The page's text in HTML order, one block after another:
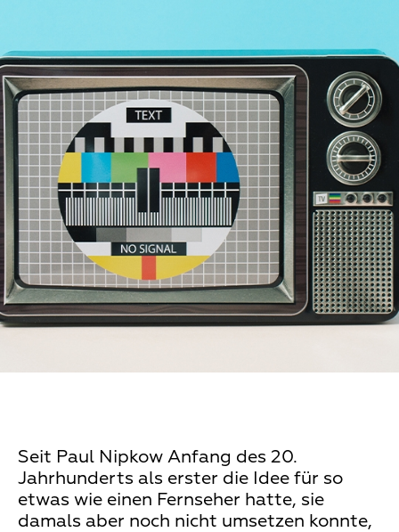
Seit Paul Nipkow Anfang des 20.
Jahrhunderts als erster die Idee für so
etwas wie einen Fernseher hatte, sie
damals aber noch nicht umsetzen konnte,